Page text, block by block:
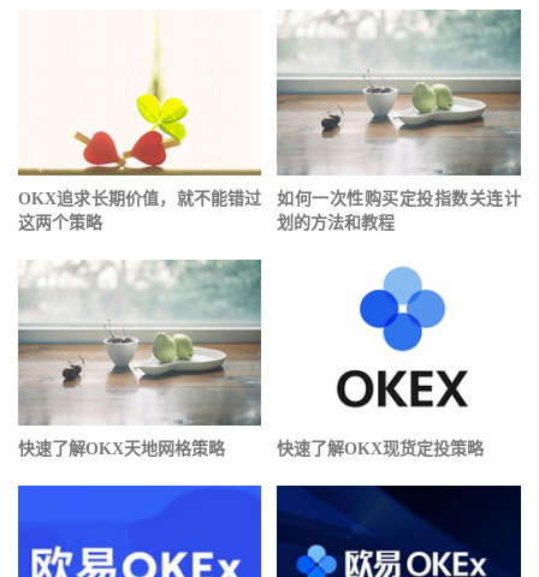
OKX追求长期价值，就不能错过
这两个策略
如何一次性购买定投指数关连计
划的方法和教程
快速了解OKX天地网格策略 快速了解OKX现货定投策略